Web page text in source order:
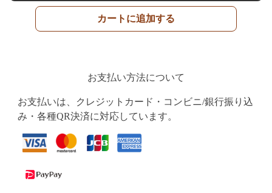
カートに追加する
お支払い方法について
お支払いは、クレジットカード・コンビニ/銀行振り込
み・各種QR決済に対応しています。